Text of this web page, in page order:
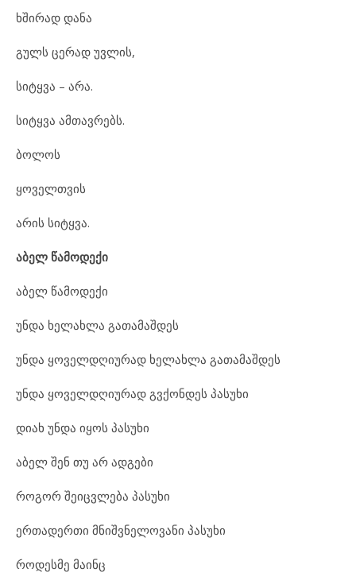
ხშირად დანა
გულს ცერად უვლის,
სიტყვა – არა.
სიტყვა ამთავრებს.
ბოლოს
ყოველთვის
არის სიტყვა.
აბელ წამოდექი
აბელ წამოდექი
უნდა ხელახლა გათამაშდეს
უნდა ყოველდღიურად ხელახლა გათამაშდეს
უნდა ყოველდღიურად გვქონდეს პასუხი
დიახ უნდა იყოს პასუხი
აბელ შენ თუ არ ადგები
როგორ შეიცვლება პასუხი
ერთადერთი მნიშვნელოვანი პასუხი
როდესმე მაინც